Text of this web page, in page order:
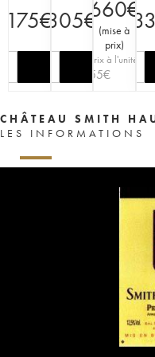
175€305€
660€
(mise à
prix)
Prix à l'unité
55€
CHÂTEAU SMITH
LES INFORMATIONS